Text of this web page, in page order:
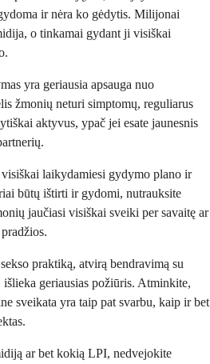
ir nėra ko gėdytis. Milijonai
o tinkamai gydant ji visiškai
yra geriausia apsauga nuo
žmonių neturi simptomų, reguliarus
aktyvus, ypač jei esate jaunesnis
visiškai laikydamiesi gydymo plano ir
būtų ištirti ir gydomi, nutrauksite
jaučiasi visiškai sveiki per savaitę ar
praktiką, atvirą bendravimą su
geriausias požiūris. Atminkite,
sveikata yra taip pat svarbu, kaip ir bet
ar bet kokią LPI, nedvejokite